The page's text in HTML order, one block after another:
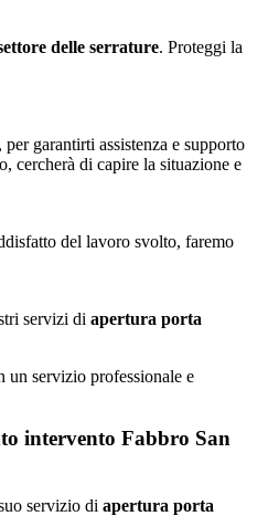
delle serrature. Proteggi la
garantirti assistenza e supporto
cercherà di capire la situazione e
del lavoro svolto, faremo
servizi di apertura porta
un servizio professionale e
intervento Fabbro San
servizio di apertura porta